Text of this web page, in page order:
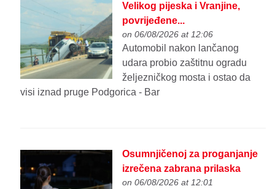
Velikog pijeska i Vranjine,
povrijeđene...
on 06/08/2026 at 12:06
Automobil nakon lančanog
udara probio zaštitnu ogradu
željezničkog mosta i ostao da
visi iznad pruge Podgorica - Bar
Osumnjičenoj za proganjanje
izrečena zabrana prilaska
on 06/08/2026 at 12:01